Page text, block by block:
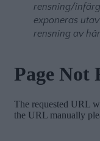
rensning/
exponeras
rensning av